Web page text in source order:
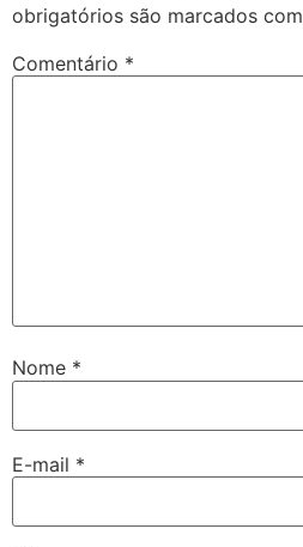
obrigatórios são marcados com
Comentário *
Nome *
E-mail *